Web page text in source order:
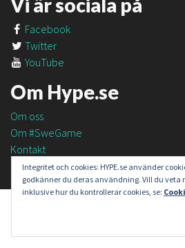
Vi är sociala på
Facebook
Twitter
YouTube
Om Hype.se
Om oss
Om #SweGame
Kontakt
Integritet och cookies: HYPE.se använder
godkänner du deras användning. Vill du veta
inklusive hur du kontrollerar cookies, se: